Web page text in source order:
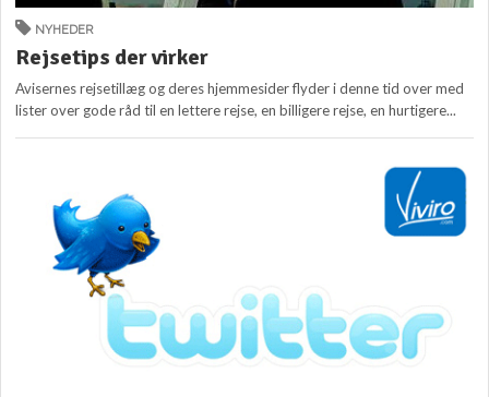
NYHEDER
Rejsetips der virker
Avisernes rejsetillæg og deres hjemmesider flyder i denne tid over med
lister over gode råd til en lettere rejse, en billigere rejse, en hurtigere...